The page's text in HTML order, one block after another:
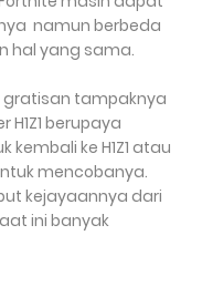
namun berbeda
hal yang sama.
gratisan tampaknya
berupaya
ke H1Z1 atau
mencobanya.
kejayaannya dari
ini banyak